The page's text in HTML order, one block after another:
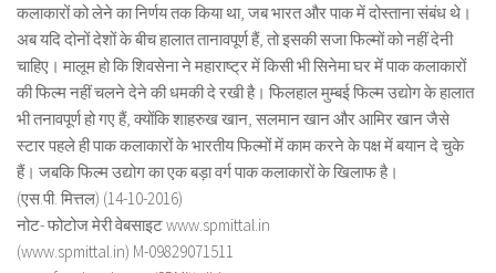
कलाकारों को लेने का निर्णय तक किया था, जब भारत और पाक में दोस्ताना संबंध थे।
अब यदि दोनों देशों के बीच हालात तानावपूर्ण हैं, तो इसकी सजा फिल्मों को नहीं देनी
चाहिए। मालूम हो कि शिवसेना ने महाराष्ट्र में किसी भी सिनेमा घर में पाक कलाकारों
की फिल्म नहीं चलने देने की धमकी दे रखी है। फिलहाल मुम्बई फिल्म उद्योग के हालात
भी तनावपूर्ण हो गए हैं, क्योंकि शाहरुख खान, सलमान खान और आमिर खान जैसे
स्टार पहले ही पाक कलाकारों के भारतीय फिल्मों में काम करने के पक्ष में बयान दे चुके
हैं। जबकि फिल्म उद्योग का एक बड़ा वर्ग पाक कलाकारों के खिलाफ है।
(एस.पी. मित्तल) (14-10-2016)
नोट- फोटोज मेरी वेबसाइट www.spmittal.in
(www.spmittal.in) M-09829071511